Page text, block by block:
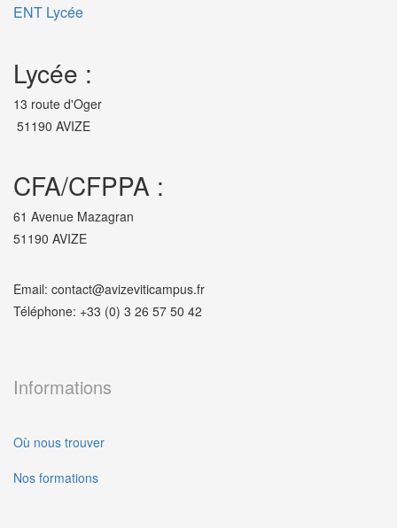
ENT Lycée
Lycée :
13 route d'Oger
51190 AVIZE
CFA/CFPPA :
61 Avenue Mazagran
51190 AVIZE
Email: contact@avizeviticampus.fr
Téléphone: +33 (0) 3 26 57 50 42
Informations
Où nous trouver
Nos formations